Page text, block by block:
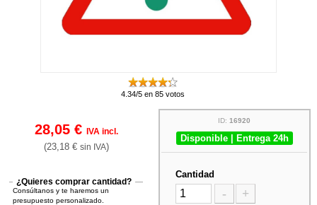
4.34/5 en 85 votos
28,05 € IVA incl.
(23,18 € sin IVA)
¿Quieres comprar cantidad?
Consúltanos y te haremos un
presupuesto personalizado.
ID:16920
Disponible | Entrega 24h
Cantidad
- +